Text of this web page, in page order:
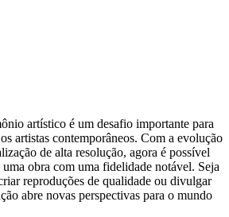
artístico é um desafio importante para
artistas contemporâneos. Com a evolução
de alta resolução, agora é possível
uma obra com uma fidelidade notável. Seja
reproduções de qualidade ou divulgar
abre novas perspectivas para o mundo